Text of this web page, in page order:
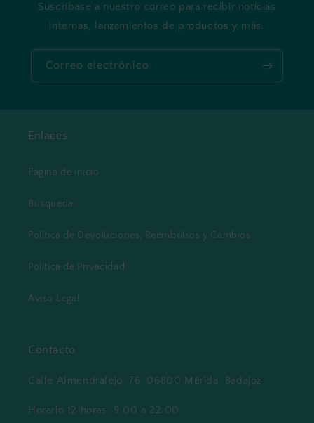
Suscríbase a nuestro correo para recibir noticias
internas, lanzamientos de productos y más.
Correo electrónico
Enlaces
Página de inicio
Búsqueda
Política de Devoluciones, Reembolsos y Cambios
Política de Privacidad
Aviso Legal
Contacto
Calle Almendralejo, 76, 06800 Mérida, Badajoz
Horario 12 horas: 9.00 a 22.00